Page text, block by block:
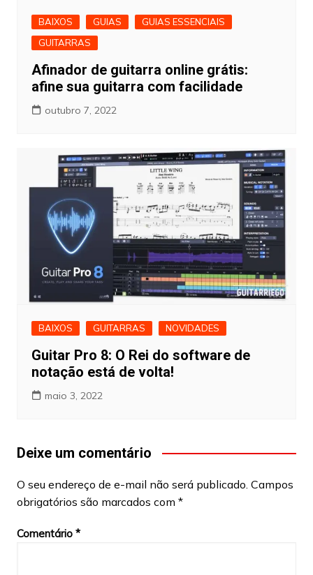
BAIXOS GUIAS
GUIAS ESSENCIAIS
GUITARRAS
Afinador de guitarra online grátis:
afine sua guitarra com facilidade
outubro 7, 2022
BAIXOS GUITARRAS NOVIDADES
Guitar Pro 8: O Rei do software de
notação está de volta!
maio 3, 2022
Deixe um comentário
O seu endereço de e-mail não será publicado. Campos
obrigatórios são marcados com *
Comentário *